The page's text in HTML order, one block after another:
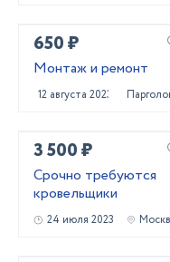
650 ₽
Монтаж и ремонт
12 августа 2023
3 500 ₽
Срочно требуются
кровельщики
24 июля 2023